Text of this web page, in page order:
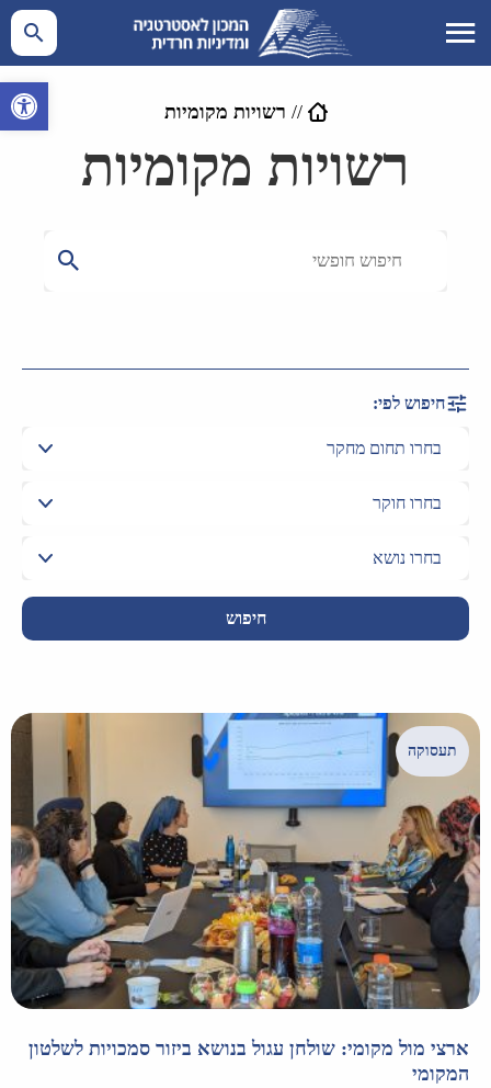
פתח
// רשויות מקומיות
רשויות מקומיות
חיפוש לפי:
חיפוש
ארצי מול מקומי: שולחן עגול בנושא ביזור סמכויות לשלטון
המקומי
תעסוקה